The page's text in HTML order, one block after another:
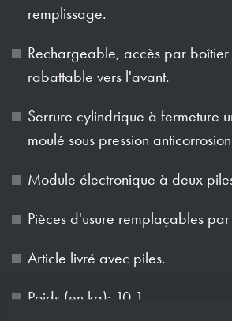
remplissage.
Rechargeable, accès par
rabattable vers l'avant.
Serrure cylindrique à fermeture
moulé sous pression
Module électronique à deux
Pièces d'usure remplaçables
Article livré avec piles.
Poids (en kg): 10.1